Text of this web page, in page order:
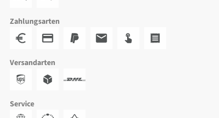
Zahlungsarten
Versandarten
Service